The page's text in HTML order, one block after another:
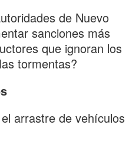
de Nuevo
sanciones más
que ignoran los
tormentas?
arrastre de vehículos